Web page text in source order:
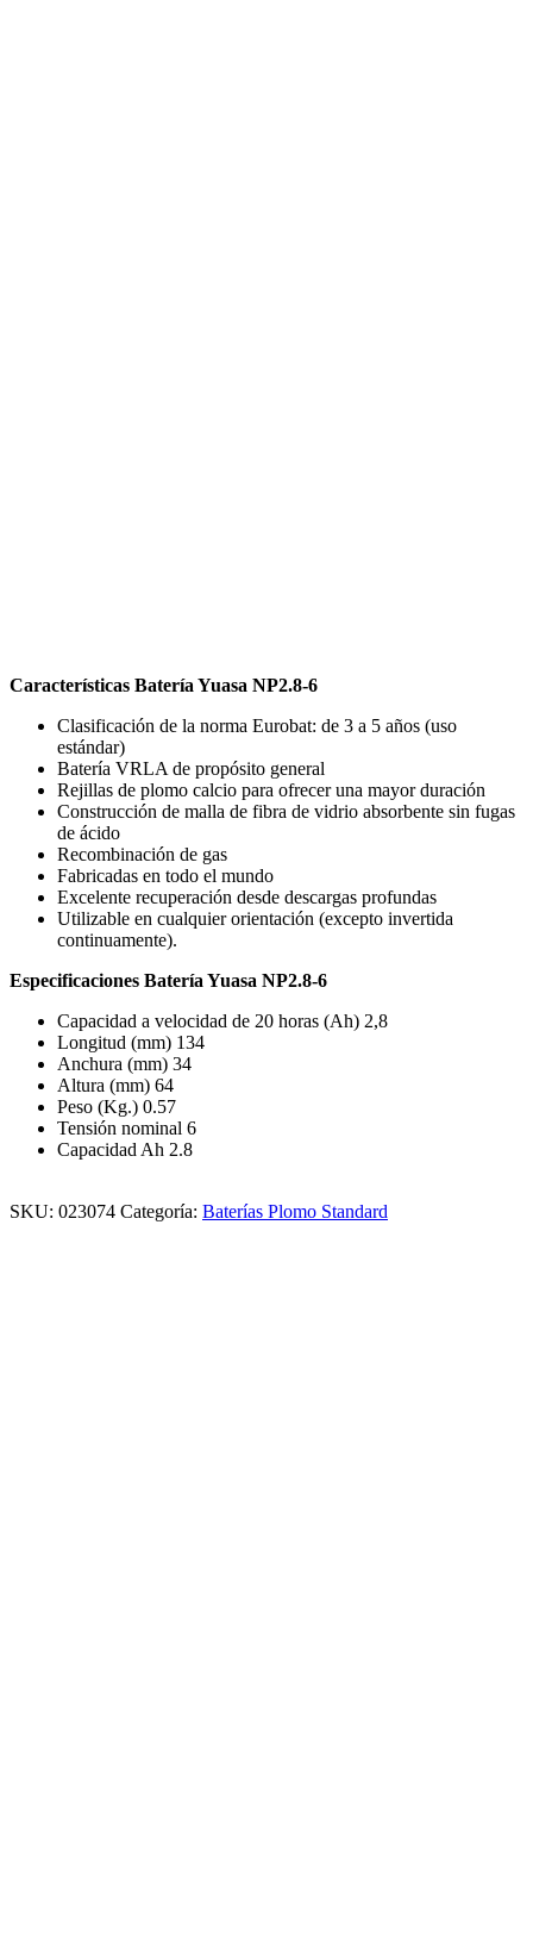
Características Batería Yuasa NP2.8-6
Clasificación de la norma Eurobat: de 3 a 5 años (uso
estándar)
Batería VRLA de propósito general
Rejillas de plomo calcio para ofrecer una mayor duración
Construcción de malla de fibra de vidrio absorbente sin fugas
de ácido
Recombinación de gas
Fabricadas en todo el mundo
Excelente recuperación desde descargas profundas
Utilizable en cualquier orientación (excepto invertida
continuamente).
Especificaciones Batería Yuasa NP2.8-6
Capacidad a velocidad de 20 horas (Ah) 2,8
Longitud (mm) 134
Anchura (mm) 34
Altura (mm) 64
Peso (Kg.) 0.57
Tensión nominal 6
Capacidad Ah 2.8
SKU: 023074 Categoría: Baterías Plomo Standard